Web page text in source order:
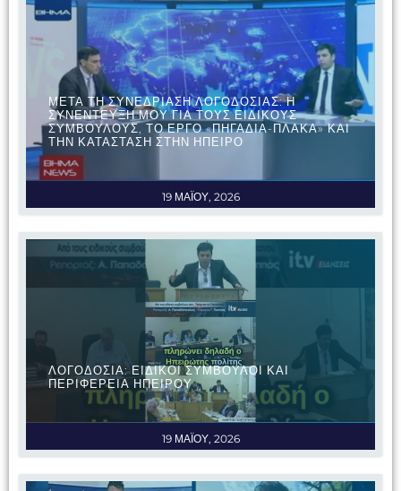
19 ΜΑΪΟΥ, 2026
ΜΕΤΑ ΤΗ ΣΥΝΕΔΡΙΑΣΗ ΛΟΓΟΔΟΣΙΑΣ: Η
ΣΥΝΕΝΤΕΥΞΗ ΜΟΥ ΓΙΑ ΤΟΥΣ ΕΙΔΙΚΟΥΣ
ΣΥΜΒΟΥΛΟΥΣ, ΤΟ ΕΡΓΟ «ΠΗΓΑΔΙΑ-ΠΛΑΚΑ» ΚΑΙ
ΤΗΝ ΚΑΤΑΣΤΑΣΗ ΣΤΗΝ ΗΠΕΙΡΟ
19 ΜΑΪΟΥ, 2026
ΛΟΓΟΔΟΣΙΑ: ΕΙΔΙΚΟΙ ΣΥΜΒΟΥΛΟΙ ΚΑΙ
ΠΕΡΙΦΕΡΕΙΑ ΗΠΕΙΡΟΥ